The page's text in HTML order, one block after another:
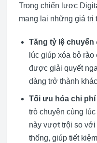
Trong chiến lược
mang lại những giá trị
Tăng tỷ lệ chuyển
lúc giúp xóa bỏ
được giải quyết
dàng trở thành
Tối ưu hóa chi
trò chuyện cùng
này vượt trội so
thống, giúp tiết